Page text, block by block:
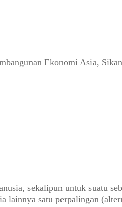
Ekonomi Asia,
sekalipun untuk suatu
lainnya satu perpalingan